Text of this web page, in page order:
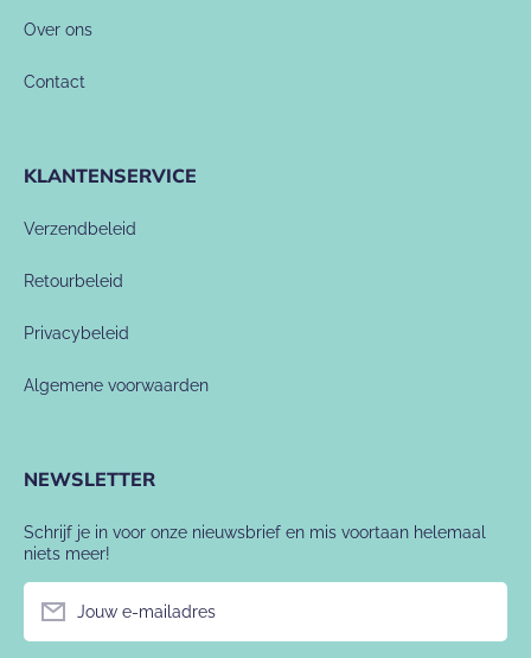
Over ons
Contact
KLANTENSERVICE
Verzendbeleid
Retourbeleid
Privacybeleid
Algemene voorwaarden
NEWSLETTER
Schrijf je in voor onze nieuwsbrief en mis voortaan helemaal
niets meer!
Jouw e-mailadres